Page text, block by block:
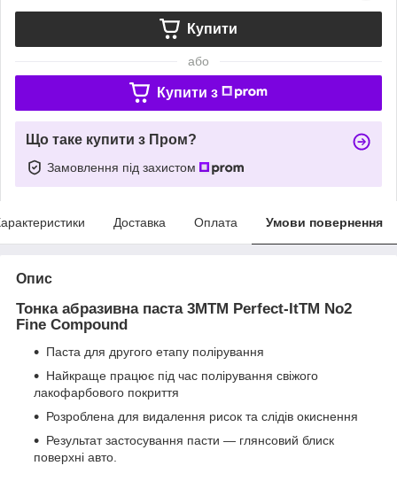
Купити
або
Купити з
Що таке купити з Пром?
Замовлення під захистом
Доставка Оплата Умови повернення
Опис
Тонка абразивна паста 3MTM Perfect-ItTM No2
Fine Compound
Паста для другого етапу полірування
Найкраще працює під час полірування свіжого
лакофарбового покриття
Розроблена для видалення рисок та слідів окиснення
Результат застосування пасти — глянсовий блиск
поверхні авто.